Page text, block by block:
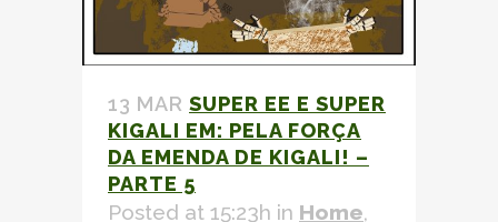
13 MAR SUPER EE E SUPER
KIGALI EM: PELA FORÇA
DA EMENDA DE KIGALI! –
PARTE 5
Posted at 15:23h in Home,